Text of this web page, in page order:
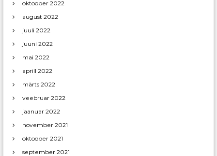
oktoober 2022
august 2022
juuli 2022
juuni 2022
mai 2022
aprill 2022
märts 2022
veebruar 2022
jaanuar 2022
november 2021
oktoober 2021
september 2021